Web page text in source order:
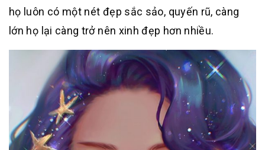
họ luôn có một nét đẹp sắc sảo, quyến rũ, càng
lớn họ lại càng trở nên xinh đẹp hơn nhiều.